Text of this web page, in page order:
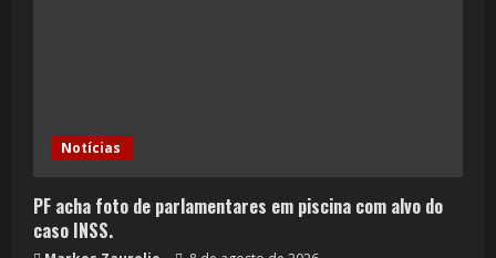
Notícias
PF acha foto de parlamentares em piscina com alvo do
caso INSS.